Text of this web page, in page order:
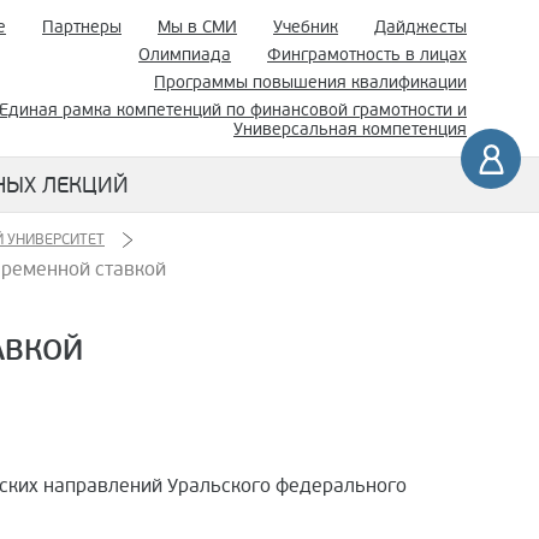
Партнеры Мы в СМИ Учебник
Дайджесты
Олимпиада
Финграмотность в лицах
Программы повышения квалификации
Единая рамка компетенций по финансовой грамотности и
Универсальная компетенция
ЛЕКЦИЙ
ставкой
направлений Уральского федерального